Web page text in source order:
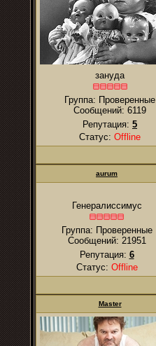
зануда
Группа: Проверенные
Сообщений: 6119
Репутация: 5
Статус: Offline
аurum
Генералиссимус
Группа: Проверенные
Сообщений: 21951
Репутация: 6
Статус: Offline
Master